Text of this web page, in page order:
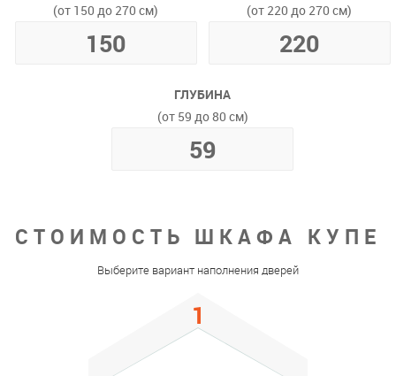
(от 150 до 270 см)
(от 220 до 270 см)
ГЛУБИНА
(от 59 до 80 см)
СТОИМОСТЬ ШКАФА КУПЕ
Выберите вариант наполнения дверей